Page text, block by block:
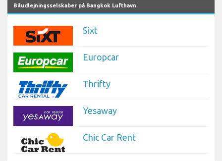
Biludlejningsselskaber på Bangkok Lufthavn
Sixt
Europcar
Thrifty
Yesaway
Chic Car Rent